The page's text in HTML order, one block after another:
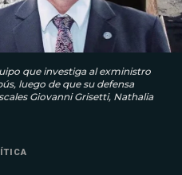
que investiga al exministro
luego de que su defensa
Giovanni Grisetti, Nathalia